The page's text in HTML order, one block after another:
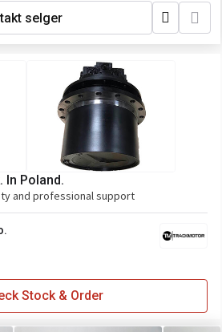
selger
In Poland.
and professional support
Stock & Order